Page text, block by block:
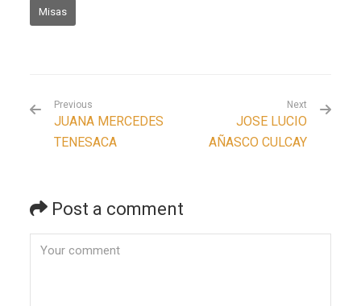
Misas
Previous
JUANA MERCEDES
TENESACA
Next
JOSE LUCIO
AÑASCO CULCAY
Post a comment